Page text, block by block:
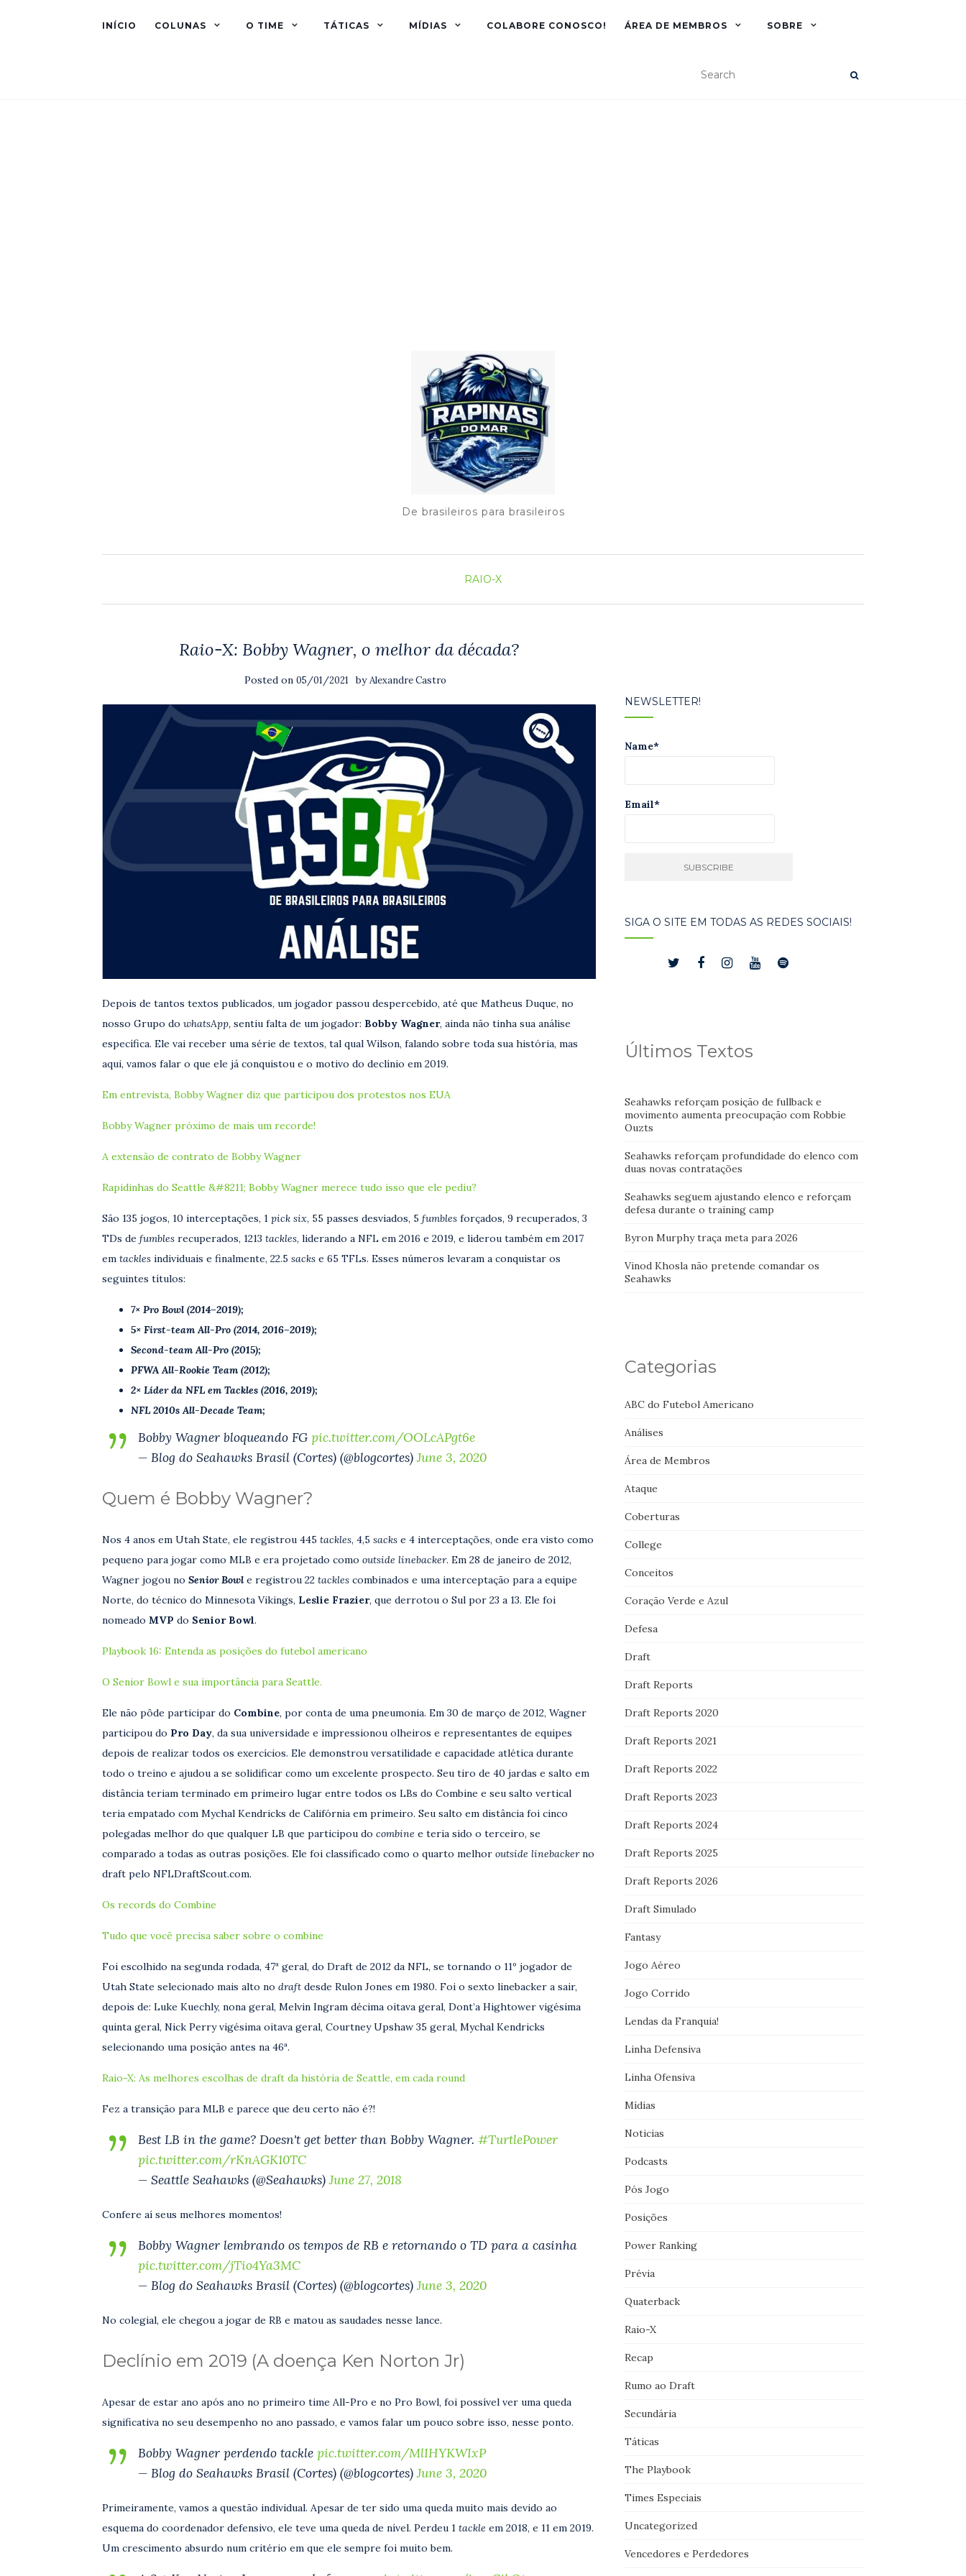
INÍCIO COLUNAS O TIME TÁTICAS MÍDIAS COLABORE CONOSCO! ÁREA DE MEMBROS SOBRE
De brasileiros para brasileiros
RAIO-X
Raio-X: Bobby Wagner, o melhor da década?
Posted on 05/01/2021 byAlexandre Castro
Depois de tantos textos publicados, um jogador passou despercebido, até que Matheus Duque, no
nosso Grupo do whatsApp, sentiu falta de um jogador: Bobby Wagner, ainda não tinha sua análise
específica. Ele vai receber uma série de textos, tal qual Wilson, falando sobre toda sua história, mas
aqui, vamos falar o que ele já conquistou e o motivo do declínio em 2019.
Em entrevista, Bobby Wagner diz que participou dos protestos nos EUA
Bobby Wagner próximo de mais um recorde!
A extensão de contrato de Bobby Wagner
Rapidinhas do Seattle &#8211; Bobby Wagner merece tudo isso que ele pediu?
São 135 jogos, 10 interceptações, 1 pick six, 55 passes desviados, 5 fumbles forçados, 9 recuperados, 3
TDs de fumbles recuperados, 1213 tackles, liderando a NFL em 2016 e 2019, e liderou também em 2017
em tackles individuais e finalmente, 22.5 sacks e 65 TFLs. Esses números levaram a conquistar os
seguintes títulos:
7× Pro Bowl (2014–2019);
5× First-team All-Pro (2014, 2016–2019);
Second-team All-Pro (2015);
PFWA All-Rookie Team (2012);
2× Líder da NFL em Tackles (2016, 2019);
NFL 2010s All-Decade Team;
Bobby Wagner bloqueando FG pic.twitter.com/OOLcAPgt6e
— Blog do Seahawks Brasil (Cortes) (@blogcortes)June 3, 2020
Quem é Bobby Wagner?
Nos 4 anos em Utah State, ele registrou 445 tackles, 4,5 sacks e 4 interceptações, onde era visto como
pequeno para jogar como MLB e era projetado como outside linebacker. Em 28 de janeiro de 2012,
Wagner jogou no Senior Bowl e registrou 22 tackles combinados e uma interceptação para a equipe
Norte, do técnico do Minnesota Vikings, Leslie Frazier, que derrotou o Sul por 23 a 13. Ele foi
nomeado MVP do Senior Bowl.
Playbook 16: Entenda as posições do futebol americano
O Senior Bowl e sua importância para Seattle.
Ele não pôde participar do Combine, por conta de uma pneumonia. Em 30 de março de 2012, Wagner
participou do Pro Day, da sua universidade e impressionou olheiros e representantes de equipes
depois de realizar todos os exercícios. Ele demonstrou versatilidade e capacidade atlética durante
todo o treino e ajudou a se solidificar como um excelente prospecto. Seu tiro de 40 jardas e salto em
distância teriam terminado em primeiro lugar entre todos os LBs do Combine e seu salto vertical
teria empatado com Mychal Kendricks de Califórnia em primeiro. Seu salto em distância foi cinco
polegadas melhor do que qualquer LB que participou do combine e teria sido o terceiro, se
comparado a todas as outras posições. Ele foi classificado como o quarto melhor outside linebackerno
draft pelo NFLDraftScout.com.
Os records do Combine
Tudo que você precisa saber sobre o combine
Foi escolhido na segunda rodada, 47ª geral, do Draft de 2012 da NFL, se tornando o 11º jogador de
Utah State selecionado mais alto no draft desde Rulon Jones em 1980. Foi o sexto linebacker a sair,
depois de: Luke Kuechly, nona geral, Melvin Ingram décima oitava geral, Dont’a Hightower vigésima
quinta geral, Nick Perry vigésima oitava geral, Courtney Upshaw 35 geral, Mychal Kendricks
selecionando uma posição antes na 46ª.
Raio-X: As melhores escolhas de draft da história de Seattle, em cada round
Fez a transição para MLB e parece que deu certo não é?!
Best LB in the game? Doesn't get better than Bobby Wagner. #TurtlePower
pic.twitter.com/rKnAGK10TC
— Seattle Seahawks (@Seahawks)June 27, 2018
Confere aí seus melhores momentos!
Bobby Wagner lembrando os tempos de RB e retornando o TD para a casinha
pic.twitter.com/jTio4Ya3MC
— Blog do Seahawks Brasil (Cortes) (@blogcortes)June 3, 2020
No colegial, ele chegou a jogar de RB e matou as saudades nesse lance.
Declínio em 2019 (A doença Ken Norton Jr)
Apesar de estar ano após ano no primeiro time All-Pro e no Pro Bowl, foi possível ver uma queda
significativa no seu desempenho no ano passado, e vamos falar um pouco sobre isso, nesse ponto.
Bobby Wagner perdendo tackle pic.twitter.com/MlIHYKWIxP
— Blog do Seahawks Brasil (Cortes) (@blogcortes)June 3, 2020
Primeiramente, vamos a questão individual. Apesar de ter sido uma queda muito mais devido ao
esquema do coordenador defensivo, ele teve uma queda de nível. Perdeu 1 tackle em 2018, e 11 em 2019.
Um crescimento absurdo num critério em que ele sempre foi muito bem.
NEWSLETTER!
Name*
Email*
SIGA O SITE EM TODAS AS REDES SOCIAIS!
Últimos Textos
Seahawks reforçam posição de fullback e
movimento aumenta preocupação com Robbie
Ouzts
Seahawks reforçam profundidade do elenco com
duas novas contratações
Seahawks seguem ajustando elenco e reforçam
defesa durante o training camp
Byron Murphy traça meta para 2026
Vinod Khosla não pretende comandar os
Seahawks
Categorias
ABC do Futebol Americano
Análises
Área de Membros
Ataque
Coberturas
College
Conceitos
Coração Verde e Azul
Defesa
Draft
Draft Reports
Draft Reports 2020
Draft Reports 2021
Draft Reports 2022
Draft Reports 2023
Draft Reports 2024
Draft Reports 2025
Draft Reports 2026
Draft Simulado
Fantasy
Jogo Aéreo
Jogo Corrido
Lendas da Franquia!
Linha Defensiva
Linha Ofensiva
Mídias
Noticias
Podcasts
Pós Jogo
Posições
Power Ranking
Prévia
Quaterback
Raio-X
Recap
Rumo ao Draft
Secundária
Táticas
The Playbook
Times Especiais
Uncategorized
Vencedores e Perdedores